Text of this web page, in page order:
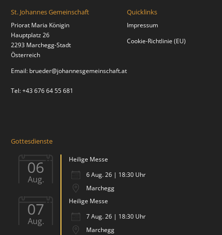
St. Johannes Gemeinschaft
Priorat Maria Königin
Hauptplatz 26
2293 Marchegg-Stadt
Österreich
Email: brueder@johannesgemeinschaft.at
Tel: +43 676 64 55 681
Quicklinks
Impressum
Cookie-Richtlinie (EU)
Gottesdienste
06
Aug.
Heilige Messe
6 Aug. 26 | 18:30 Uhr
Marchegg
07
Aug.
Heilige Messe
7 Aug. 26 | 18:30 Uhr
Marchegg